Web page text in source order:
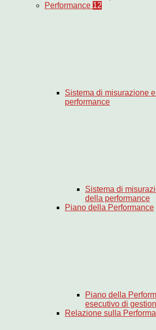
Performance 12
Sistema di misurazione
performance
Sistema di
della performance
Piano della Performance
Piano della
esecutivo di
Relazione sulla